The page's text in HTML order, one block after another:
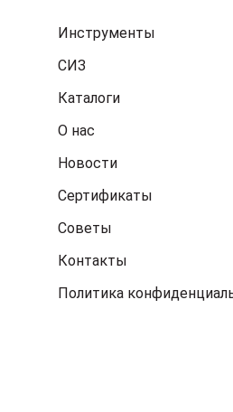
Инструменты
СИЗ
Каталоги
О нас
Новости
Сертификаты
Советы
Контакты
Политика